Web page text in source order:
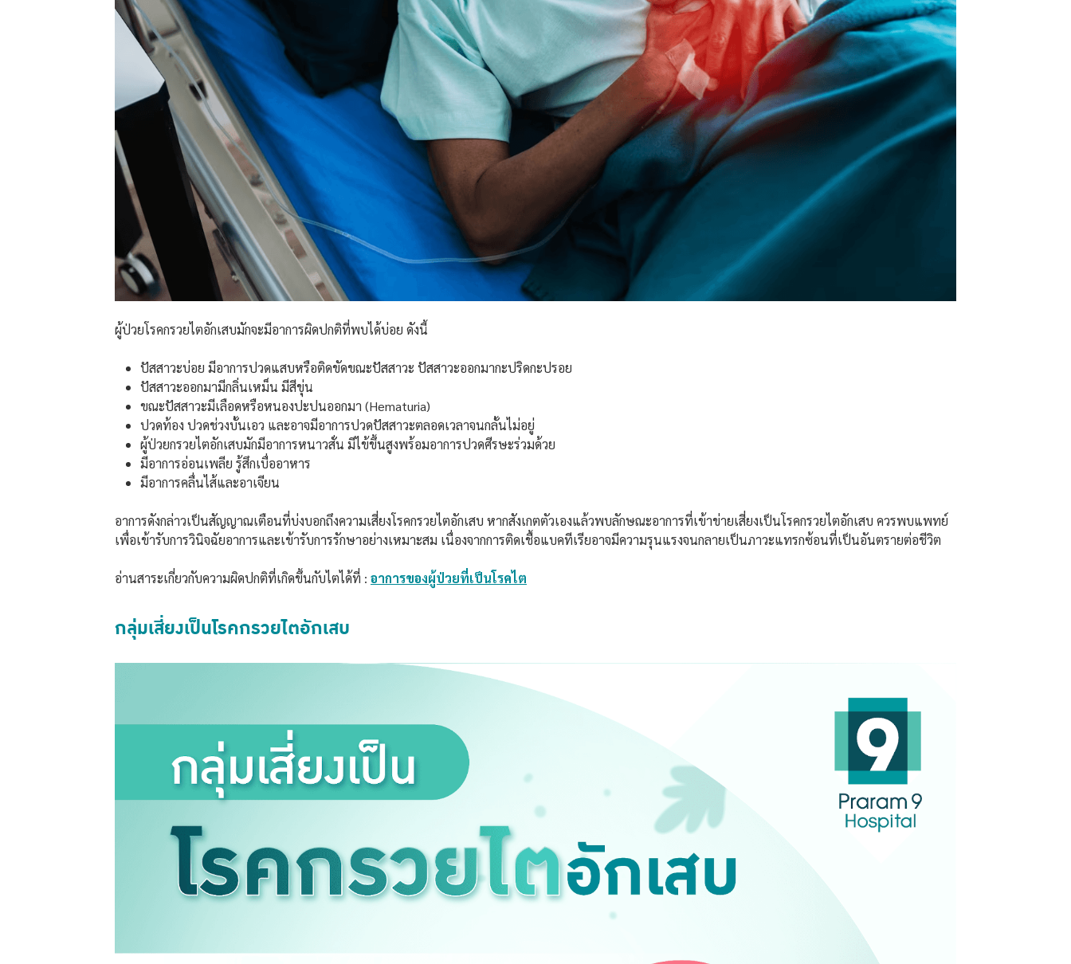
ผู้ป่วยโรคกรวยไตอักเสบมักจะมีอาการผิดปกติที่พบได้บ่อย ดังนี้
ปัสสาวะบ่อย มีอาการปวดแสบหรือติดขัดขณะปัสสาวะ ปัสสาวะออกมากะปริดกะปรอย
ปัสสาวะออกมามีกลิ่นเหม็น มีสีขุ่น
ขณะปัสสาวะมีเลือดหรือหนองปะปนออกมา (Hematuria)
ปวดท้อง ปวดช่วงบั้นเอว และอาจมีอาการปวดปัสสาวะตลอดเวลาจนกลั้นไม่อยู่
ผู้ป่วยกรวยไตอักเสบมักมีอาการหนาวสั่น มีไข้ขึ้นสูงพร้อมอาการปวดศีรษะร่วมด้วย
มีอาการอ่อนเพลีย รู้สึกเบื่ออาหาร
มีอาการคลื่นไส้และอาเจียน
อาการดังกล่าวเป็นสัญญาณเตือนที่บ่งบอกถึงความเสี่ยงโรคกรวยไตอักเสบ หากสังเกตตัวเองแล้วพบลักษณะอาการที่เข้าข่ายเสี่ยงเป็นโรคกรวยไตอักเสบ ควรพบแพทย์
เพื่อเข้ารับการวินิจฉัยอาการและเข้ารับการรักษาอย่างเหมาะสม เนื่องจากการติดเชื้อแบคทีเรียอาจมีความรุนแรงจนกลายเป็นภาวะแทรกซ้อนที่เป็นอันตรายต่อชีวิต
อ่านสาระเกี่ยวกับความผิดปกติที่เกิดขึ้นกับไตได้ที่ : อาการของผู้ป่วยที่เป็นโรคไต
กลุ่มเสี่ยงเป็นโรคกรวยไตอักเสบ